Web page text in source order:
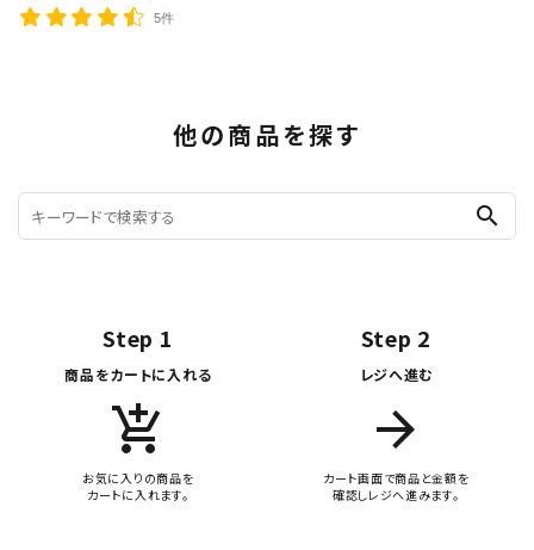
5件
他の商品を探す
search
Step 1
商品をカートに入れる
add_shopping_cart
お気に入りの商品を
カートに入れます。
Step 2
レジへ進む
arrow_forward
カート画面で商品と金額を
確認しレジへ進みます。